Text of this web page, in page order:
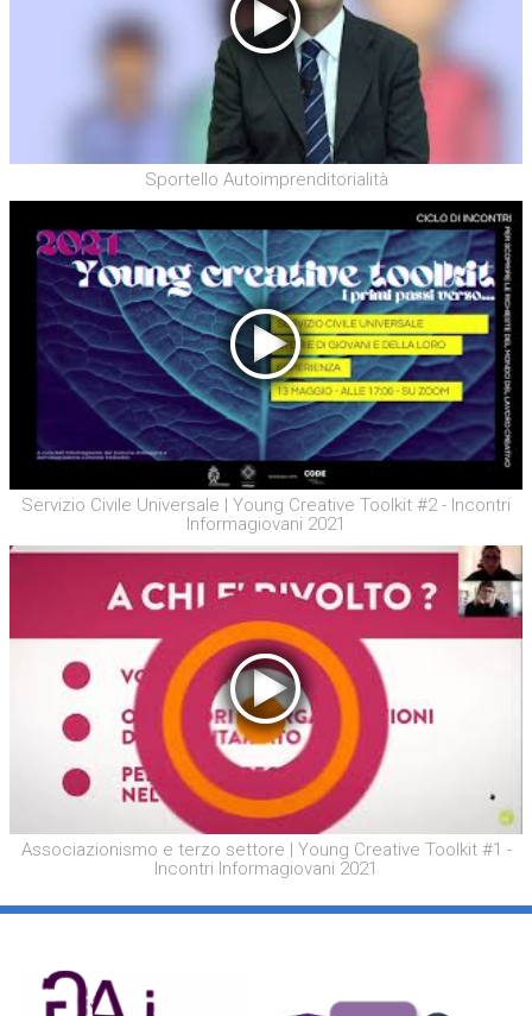
Sportello Autoimprenditorialità
Servizio Civile Universale | Young Creative Toolkit #2 - Incontri
Informagiovani 2021
Associazionismo e terzo settore | Young Creative Toolkit #1 -
Incontri Informagiovani 2021